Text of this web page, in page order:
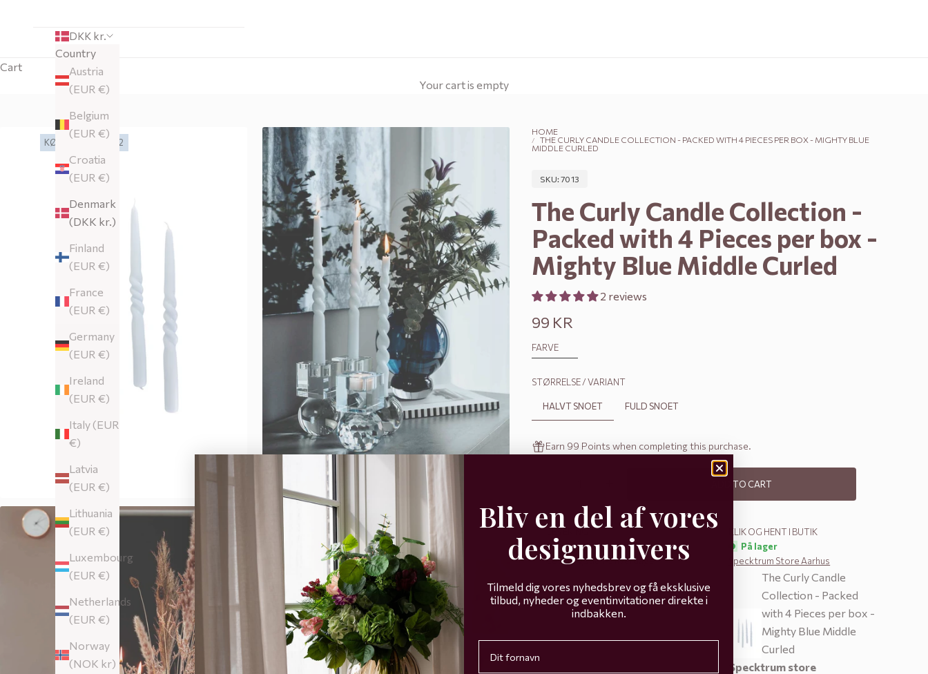
DKK kr.
Country
Austria
(EUR €)
Belgium
(EUR €)
Croatia
(EUR €)
Denmark
(DKK kr.)
Finland
(EUR €)
France
(EUR €)
Germany
(EUR €)
Ireland
(EUR €)
Italy (EUR
€)
Latvia
(EUR €)
Lithuania
(EUR €)
Luxembourg
(EUR €)
Netherlands
(EUR €)
Norway
(NOK kr)
Cart
Your cart is empty
KØB 3, BETAL FOR 2
HOME
THE CURLY CANDLE COLLECTION - PACKED WITH 4 PIECES PER BOX - MIGHTY BLUE
MIDDLE CURLED
SKU: 7013
The Curly Candle Collection -
Packed with 4 Pieces per box -
Mighty Blue Middle Curled
2 reviews
Sale price
99 KR
FARVE
STØRRELSE / VARIANT
HALVT SNOET FULD SNOET
Earn 99 Points when completing this purchase.
ADD TO CART
LEVERING
På lager
Leveringstid 1-3 hverdage
KLIK OG HENT I BUTIK
På lager
Specktrum Store Aarhus
The Curly Candle
Collection - Packed
with 4 Pieces per box -
Mighty Blue Middle
Curled
Specktrum store
Bliv en del af vores
designunivers
Tilmeld dig vores nyhedsbrev og få eksklusive
tilbud, nyheder og eventinvitationer direkte i
indbakken.